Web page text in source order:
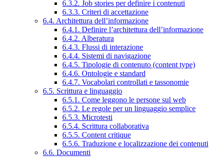
6.3.2. Job stories per definire i contenuti
6.3.3. Criteri di accettazione
6.4. Architettura dell’informazione
6.4.1. Definire l’architettura dell’informazione
6.4.2. Alberatura
6.4.3. Flussi di interazione
6.4.4. Sistemi di navigazione
6.4.5. Tipologie di contenuto (content type)
6.4.6. Ontologie e standard
6.4.7. Vocabolari controllati e tassonomie
6.5. Scrittura e linguaggio
6.5.1. Come leggono le persone sul web
6.5.2. Le regole per un linguaggio semplice
6.5.3. Microtesti
6.5.4. Scrittura collaborativa
6.5.5. Content critique
6.5.6. Traduzione e localizzazione dei contenuti
6.6. Documenti